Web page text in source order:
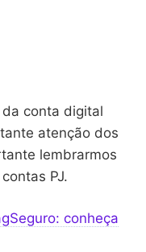
conta digital
atenção dos
lembrarmos
PJ.
conheça